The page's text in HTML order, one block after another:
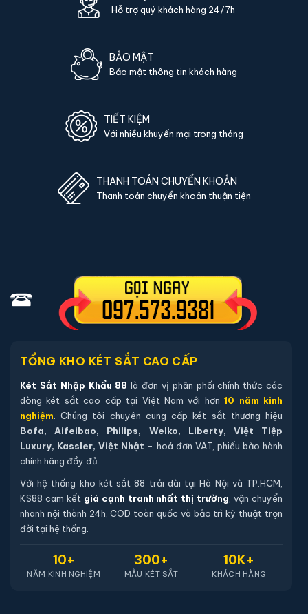
50,500,000đ 63,200,000đ
Két sắt Philips SBX701-8B0 điện tử chính hãng
57,800,000đ
73,400,000đ
Bảo hành 24 tháng
Két sắt Aifeibao HK-A1D-80-ALS vân tay chính
hãng
71,980,000đ
90,855,683đ
HỖ TRỢ 24/7
Hỗ trợ quý khách hàng 24/7h
Bảo mật thông tin khách hàng
TIẾT KIỆM
Với nhiều khuyến mại trong tháng
Thanh toán chuyển khoản thuận tiện